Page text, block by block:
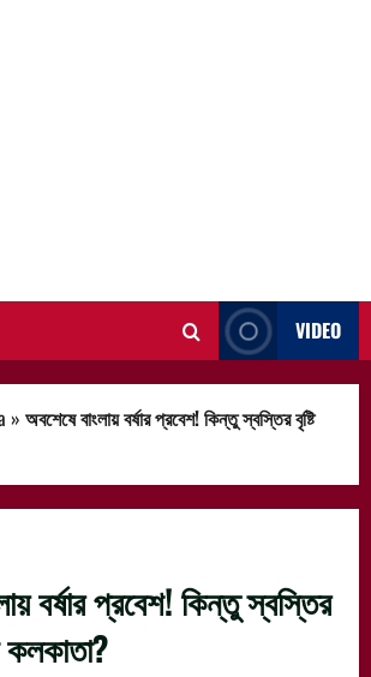
VIDEO
» অবশেষে বাংলায় বর্ষার প্রবেশ! কিন্তু স্বস্তির বৃষ্টি
বর্ষার প্রবেশ! কিন্তু স্বস্তির
কলকাতা?